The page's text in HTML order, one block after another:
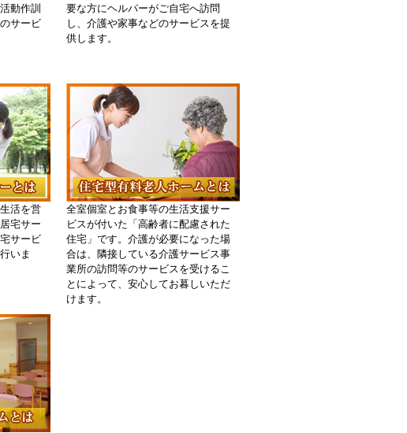
動作訓
サービ
要な方にヘルパーがご自宅へ訪問
し、介護や家事などのサービスを提
供します。
活を営
宅サー
サービ
いま
全室個室とお食事等の生活支援サー
ビスが付いた「高齢者に配慮された
住宅」です。介護が必要になった場
合は、隣接している介護サービス事
業所の訪問等のサービスを受けるこ
とによって、安心してお暮しいただ
けます。